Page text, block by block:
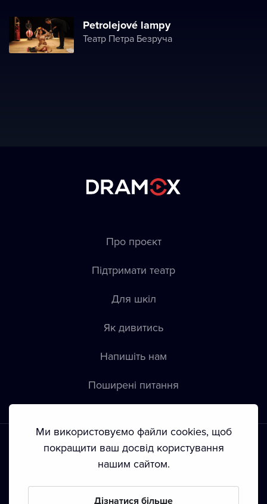
Petrolejové lampy
Театр Петра Безруча
Про проєкт
Підтримати театр
Для шкіл
Як дивитись
Напишіть нам
Пoширені питання
Положення й умови • Конфіденційність • Автoрські права
Ми використовуємо файли cookies, щоб
покращити ваш досвід користування
нашим сайтом.
Дізнатися більше